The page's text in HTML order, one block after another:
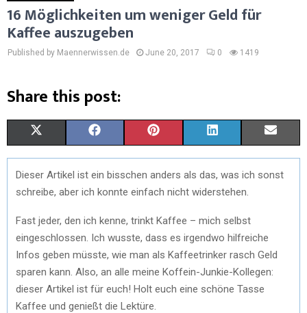
16 Möglichkeiten um weniger Geld für
Kaffee auszugeben
Published by Maennerwissen.de June 20, 2017 0 1419
Share this post:
H
A
O
N
(
T
T
E
H
A
O
N
A
C
O
K
H
A
O
N
I
N
R
H
A
O
N
I
N
D
H
A
M
A
Dieser Artikel ist ein bisschen anders als das, was ich sonst
schreibe, aber ich konnte einfach nicht widerstehen.
Fast jeder, den ich kenne, trinkt Kaffee – mich selbst
eingeschlossen. Ich wusste, dass es irgendwo hilfreiche
Infos geben müsste, wie man als Kaffeetrinker rasch Geld
sparen kann. Also, an alle meine Koffein-Junkie-Kollegen:
dieser Artikel ist für euch! Holt euch eine schöne Tasse
Kaffee und genießt die Lektüre.